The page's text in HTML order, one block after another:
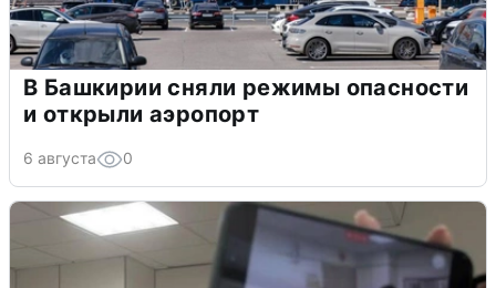
В Башкирии сняли режимы опасности
и открыли аэропорт
6 августа 0